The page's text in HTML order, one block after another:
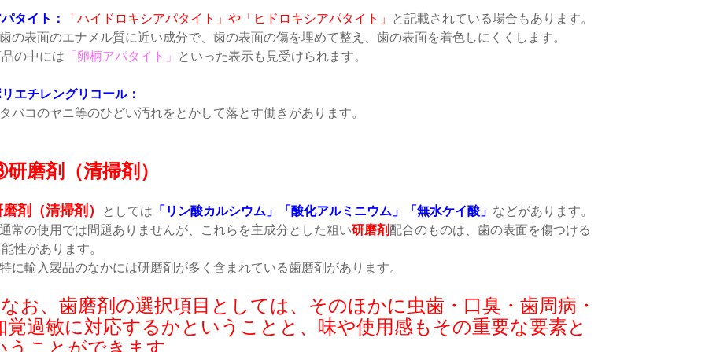
タイト： 「ハイドロキシアパタイト」や「ヒドロキシアパタイト」
と記載されている場合もあります。
の表面のエナメル質に近い成分で、歯の表面の傷を埋めて整え、歯の表面を着色しにくくします。
の中には 「卵柄アパタイト」 といった表示も見受けられます。
エチレングリコール：
バコのヤニ等のひどい汚れをとかして落とす働きがあります。
磨剤（清掃剤）
剤（清掃剤） としては 「リン酸カルシウム」「酸化アルミニウム」「無水ケイ酸」 などがあります。
常の使用では問題ありませんが、これらを主成分とした粗い研磨剤 配合のものは、歯の表面を傷つける
性があります。
に輸入製品のなかには研磨剤が多く含まれている歯磨剤があります。
お、歯磨剤の選択項目としては、そのほかに虫歯・口臭・歯周病・
覚過敏に対応するかということと、味や使用感もその重要な要素と
うことができます。